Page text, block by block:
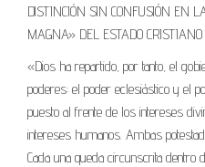
DISTINCIÓN SIN CONFUSIÓN EN
MAGNA» DEL ESTADO CRISTIANO
«Dios ha repartido, por tanto, el
poderes: el poder eclesiástico y el
puesto al frente de los intereses
intereses humanos. Ambas
Cada una queda circunscrita